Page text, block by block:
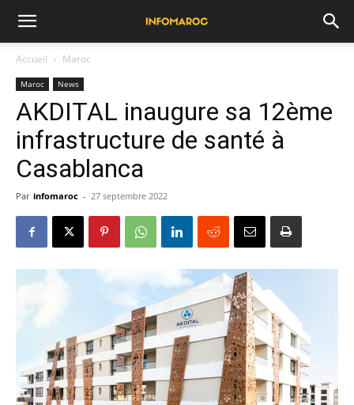
Accueil Maroc
Maroc News
AKDITAL inaugure sa 12ème
infrastructure de santé à
Casablanca
Par infomaroc - 27 septembre 2022